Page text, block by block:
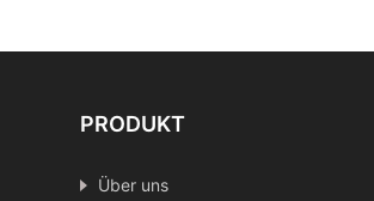
PRODUKT
Über uns